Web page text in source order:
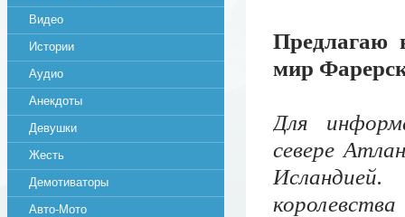
Предлагаю
мир
Для
севере
Видео
Истории
Аудио
Анекдоты
Девушки
Жесть
Демотиваторы
Авто-Мото